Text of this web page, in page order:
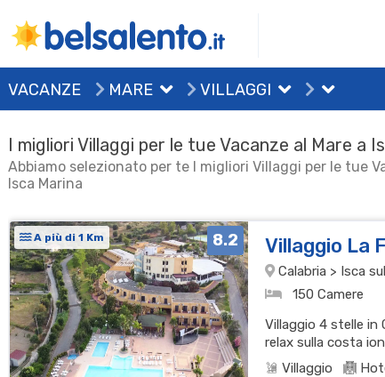
VACANZE MARE VILLAGGI
I migliori Villaggi per le tue Vacanze al Mare a
Abbiamo selezionato per te I migliori Villaggi per le tue
Isca Marina
A più di 1 Km 8.2 Villaggio La
Calabria > Isca
150 Camere
Villaggio 4 stelle in
relax sulla costa
Villaggio